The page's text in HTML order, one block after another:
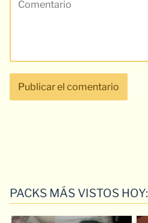
PACKS MÁS VISTOS HOY: